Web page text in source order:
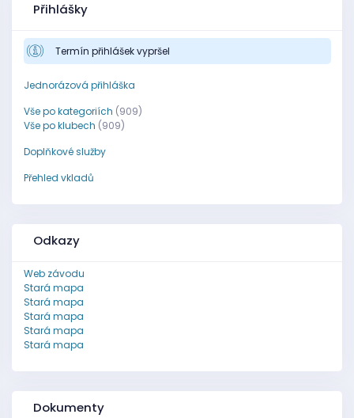
Přihlášky
Termín přihlášek vypršel
Jednorázová přihláška
Vše po kategoriích (909)
Vše po klubech (909)
Doplňkové služby
Přehled vkladů
Odkazy
Web závodu
Stará mapa
Stará mapa
Stará mapa
Stará mapa
Stará mapa
Dokumenty